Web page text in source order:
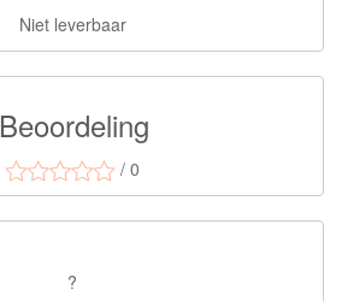
Niet leverbaar
Beoordeling
/ 0
?